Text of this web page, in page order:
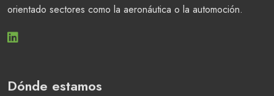
orientado sectores como la aeronáutica o la automoción.
Dónde estamos